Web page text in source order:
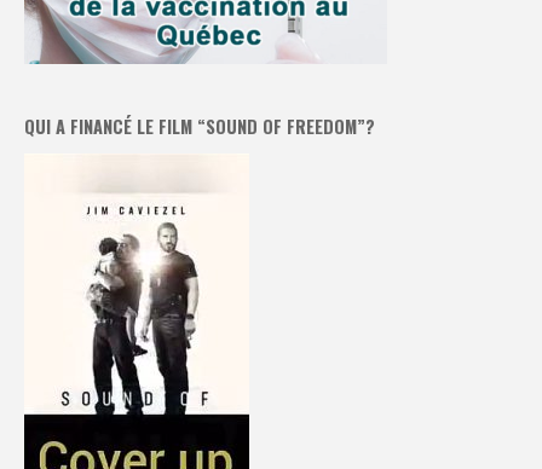
QUI A FINANCÉ LE FILM “SOUND OF FREEDOM”?